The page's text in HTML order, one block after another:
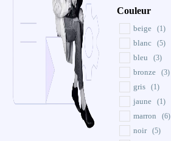
Couleur
beige (1)
blanc (5)
bleu (3)
bronze (3)
gris (1)
jaune (1)
marron (6)
noir (5)